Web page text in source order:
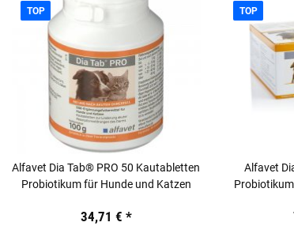
TOP
Alfavet Dia Tab® PRO 50 Kautabletten
Probiotikum für Hunde und Katzen
34,71 € *
TOP
Alfavet